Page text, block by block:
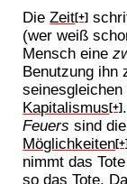
DieZeit[+]
(wer weiß
Mensch eine
Benutzung ihn
Kapitalismus[+]
Feuers sind die
Möglichkeiten
nimmt das
so das Tote.